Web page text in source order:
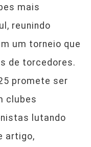
mais
reunindo
um torneio que
de torcedores.
promete ser
clubes
lutando
artigo,